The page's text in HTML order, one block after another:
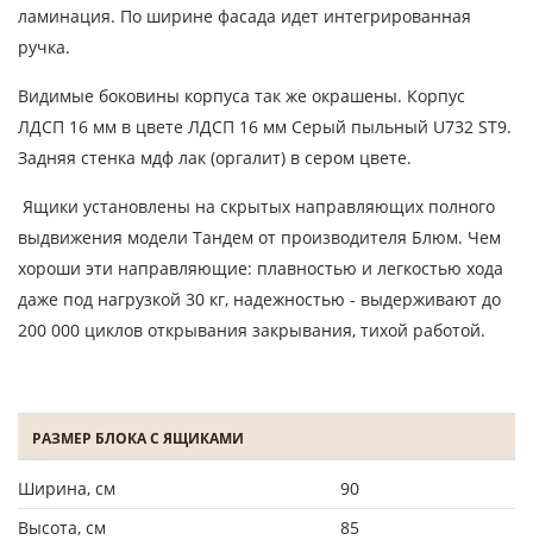
ламинация. По ширине фасада идет интегрированная
ручка.
Видимые боковины корпуса так же окрашены. Корпус
ЛДСП 16 мм в цвете ЛДСП 16 мм Серый пыльный U732 ST9.
Задняя стенка мдф лак (оргалит) в сером цвете.
Ящики установлены на скрытых направляющих полного
выдвижения модели Тандем от производителя Блюм. Чем
хороши эти направляющие: плавностью и легкостью хода
даже под нагрузкой 30 кг, надежностью - выдерживают до
200 000 циклов открывания закрывания, тихой работой.
РАЗМЕР БЛОКА С ЯЩИКАМИ
Ширина, см
90
Высота, см
85